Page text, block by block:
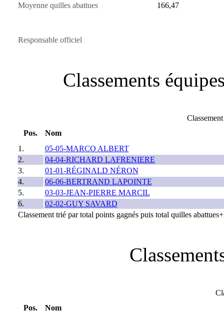
Moyenne quilles abattues
166,47
Responsable officiel
Classements
Pos.
Nom
1.
05-05-MARCO ALBERT
2.
04-04-RICHARD LAFRENIERE
3.
01-01-RÉGINALD NÉRON
4.
06-06-BERTRAND LAPOINTE
5.
03-03-JEAN-PIERRE MARCIL
6.
02-02-GUY SAVARD
Classement trié par total points gagnés puis total quilles
Pos.
Nom